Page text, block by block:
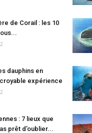
de Corail : les 10
dauphins en
expérience
: 7 lieux que
prêt d’oublier...